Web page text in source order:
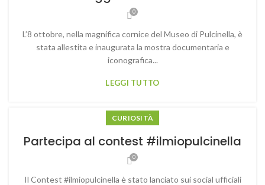
0
L’8 ottobre, nella magnifica cornice del Museo di Pulcinella, è
stata allestita e inaugurata la mostra documentaria e
iconografica...
LEGGI TUTTO
CURIOSITÀ
Partecipa al contest #ilmiopulcinella
0
Il Contest #ilmiopulcinella è stato lanciato sui social ufficiali